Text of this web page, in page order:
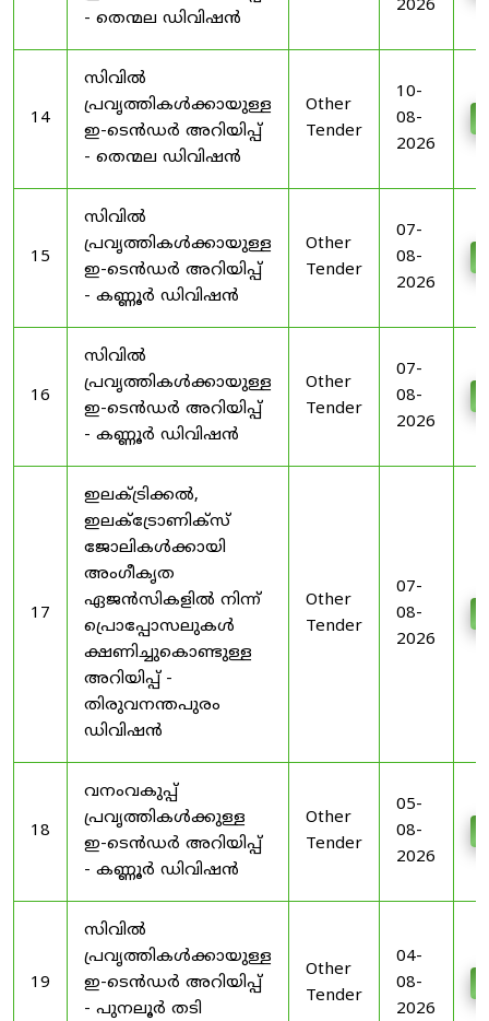
- തെന്മല ഡിവിഷൻ
2026
14
സിവിൽ
പ്രവൃത്തികൾക്കായുള്ള
ഇ-ടെൻഡർ അറിയിപ്പ്
- തെന്മല ഡിവിഷൻ
Other
Tender
10-
08-
2026
15
സിവിൽ
പ്രവൃത്തികൾക്കായുള്ള
ഇ-ടെൻഡർ അറിയിപ്പ്
- കണ്ണൂർ ഡിവിഷൻ
Other
Tender
07-
08-
2026
16
സിവിൽ
പ്രവൃത്തികൾക്കായുള്ള
ഇ-ടെൻഡർ അറിയിപ്പ്
- കണ്ണൂർ ഡിവിഷൻ
Other
Tender
07-
08-
2026
17
ഇലക്ട്രിക്കൽ,
ഇലക്ട്രോണിക്സ്
ജോലികൾക്കായി
അംഗീകൃത
ഏജൻസികളിൽ നിന്ന്
പ്രൊപ്പോസലുകൾ
ക്ഷണിച്ചുകൊണ്ടുള്ള
അറിയിപ്പ് -
തിരുവനന്തപുരം
ഡിവിഷൻ
Other
Tender
07-
08-
2026
18
വനംവകുപ്പ്
പ്രവൃത്തികൾക്കുള്ള
ഇ-ടെൻഡർ അറിയിപ്പ്
- കണ്ണൂർ ഡിവിഷൻ
Other
Tender
05-
08-
2026
19
സിവിൽ
പ്രവൃത്തികൾക്കായുള്ള
ഇ-ടെൻഡർ അറിയിപ്പ്
- പുനലൂർ തടി
Other
Tender
04-
08-
2026